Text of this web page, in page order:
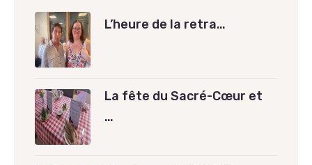
L’heure de la retra…
La fête du Sacré-Cœur et
…